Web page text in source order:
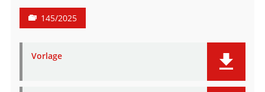
145/2025
Vorlage